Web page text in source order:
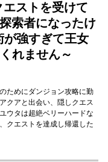
ストを受けて
索者になったけ
が強すぎて王女
れません～
ためにダンジョン攻略に勤
クアと出会い、隠しクエス
ウタは超絶ベリーハードな
クエストを達成し帰還した